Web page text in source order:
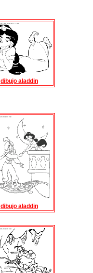
dibujo aladdin
dibujo aladdin